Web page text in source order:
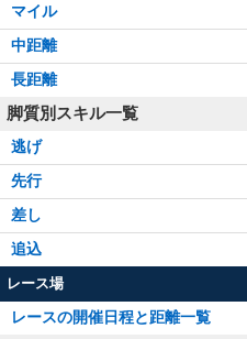
マイル
中距離
長距離
脚質別スキル一覧
逃げ
先行
差し
追込
レース場
レースの開催日程と距離一覧